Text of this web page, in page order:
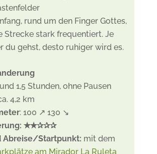
rund um den Finger Gottes,
Strecke stark frequentiert. Je
du gehst, desto ruhiger wird es.
1,5 Stunden, ohne Pausen
4,2 km
: 100 ↗ 130 ↘
✭✭✰✰✰
Abreise/Startpunkt: mit dem
am Mirador La Ruleta